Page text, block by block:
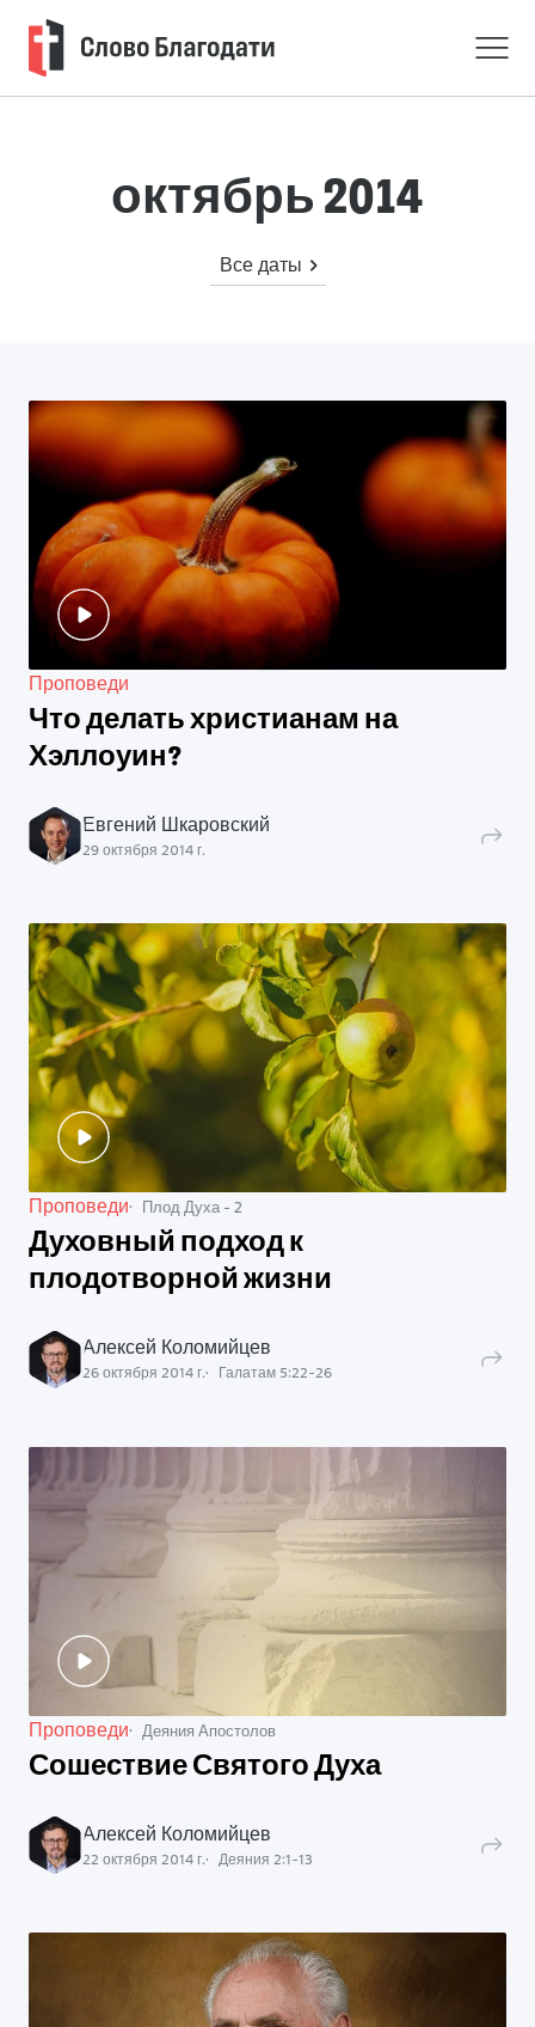
октябрь 2014
Все даты
Проповеди
Что делать христианам на
Хэллоуин?
Евгений Шкаровский
29 октября 2014 г.
Проповеди Плод Духа - 2
Духовный подход к
плодотворной жизни
Алексей Коломийцев
26 октября 2014 г. Галатам 5:22-26
Проповеди Деяния Апостолов
Сошествие Святого Духа
Алексей Коломийцев
22 октября 2014 г. Деяния 2:1-13